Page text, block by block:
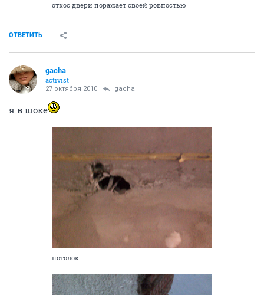
откос двери поражает своей ровностью
ОТВЕТИТЬ
gacha
activist
27 октября 2010 gacha
я в шоке
потолок